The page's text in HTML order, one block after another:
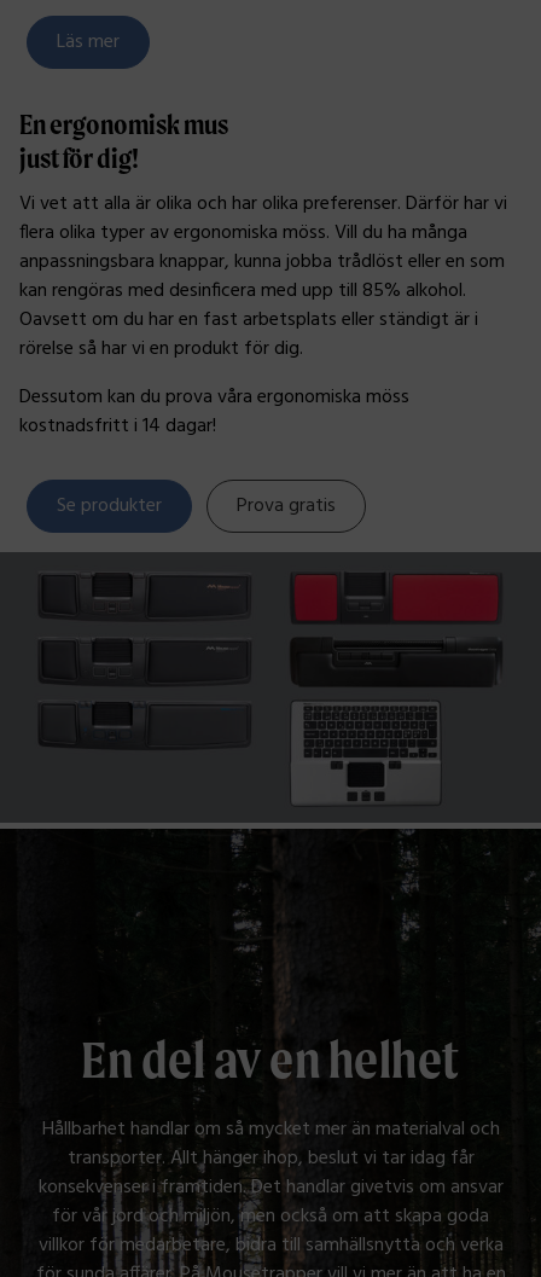
Läs mer
En ergonomisk mus
just för dig!
Vi vet att alla är olika och har olika preferenser. Därför har vi
flera olika typer av ergonomiska möss. Vill du ha många
anpassningsbara knappar, kunna jobba trådlöst eller en som
kan rengöras med desinficera med upp till 85% alkohol.
Oavsett om du har en fast arbetsplats eller ständigt är i
rörelse så har vi en produkt för dig.
Dessutom kan du prova våra ergonomiska möss
kostnadsfritt i 14 dagar!
Se produkter Prova gratis
En del av en helhet
Hållbarhet handlar om så mycket mer än materialval och
transporter. Allt hänger ihop, beslut vi tar idag får
konsekvenser i framtiden. Det handlar givetvis om ansvar
för vår jord och miljön, men också om att skapa goda
villkor för medarbetare, bidra till samhällsnytta och verka